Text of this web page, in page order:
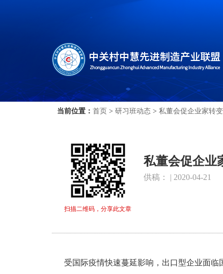
当前位置： 首页 > 研习班动态 > 私董会促企业家转
扫描二维码，分享此文章
私董会促企业
供稿： | 2020-04-21
受国际疫情快速蔓延影响，出口型企业面临